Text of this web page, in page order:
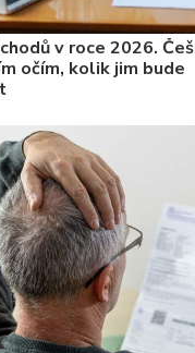
v roce 2026.
očím, kolik jim bude